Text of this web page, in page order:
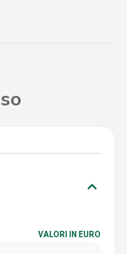
keyboard_arrow_down
VALORI IN EURO